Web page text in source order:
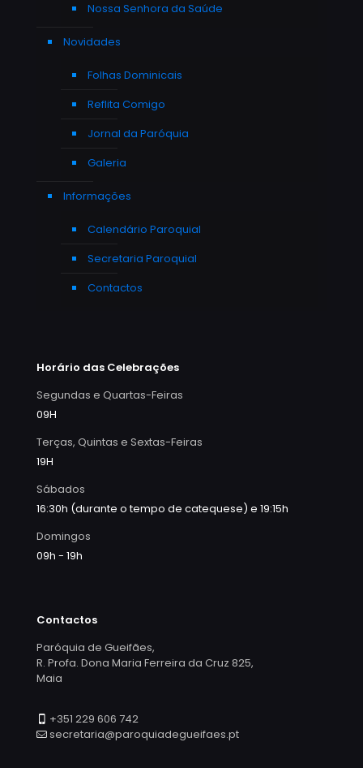
Nossa Senhora da Saúde
Novidades
Folhas Dominicais
Reflita Comigo
Jornal da Paróquia
Galeria
Informações
Calendário Paroquial
Secretaria Paroquial
Contactos
Horário das Celebrações
Segundas e Quartas-Feiras
09H
Terças, Quintas e Sextas-Feiras
19H
Sábados
16:30h (durante o tempo de catequese) e 19:15h
Domingos
09h - 19h
Contactos
Paróquia de Gueifães,
R. Profa. Dona Maria Ferreira da Cruz 825,
Maia
+351 229 606 742
secretaria@paroquiadegueifaes.pt